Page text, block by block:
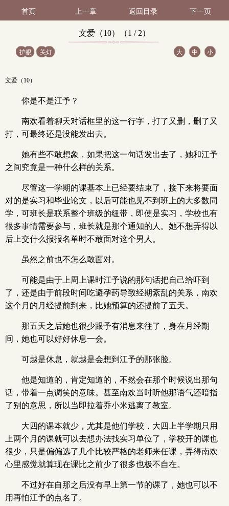
首页 上一章 返回目录 下一页
文爱（10）（1 / 2）
护眼 关灯 大 中 小
文爱（10）
你是不是江予？
南欢看着聊天对话框里的这一行字，打了又删，删了又
打，可最终还是没能发出去。
她有些不敢想象，如果把这一句话发出去了，她和江予
之间究竟是一种什么样的关系。
尽管这一学期的课基本上已经要结束了，接下来将要面
对的是实习和毕业论文，以后可能也见不到班上的大多数同
学，可班长是联系整个班级的纽带，即使是实习，学校也有
很多事情需要参与，班长就是那个通知的人。她不想弄得以
后上交什么报报名单时不敢面对这个男人。
虽然之前也不怎么敢面对。
可能是由于上周上课时江予说的那句话把自己给吓到
了，还是由于前段时间吃避孕药导致经期紊乱的关系，南欢
这个月的月经提前到来，比她预算的还提前了五天。
那五天之后她也很少跟予有消息来往了，身在月经期
间，她也可以好好休息一会。
可越是休息，就越是会想到江予的那张脸。
他是知道的，肯定知道的，不然会在那个时候说出那句
话，带着一点调笑的意味。甚至南欢当时听他那语气还暗指
了别的意思，所以当即拉着乔小米逃离了教室。
大四的课本就少，尤其是他们学校，大四上半学期只用
上两个月的课就可以去想办法找实习单位了，学校开的课也
很少，只是偏偏选了几个比较严格的老师来任课，弄得南欢
心里感觉就算现在课比之前少了很多也极不自在。
不过好在自那之后没有早上第一节的课了，她也可以不
用再怕江予的点名了。